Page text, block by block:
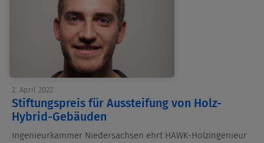
2. April 2022
Stiftungspreis für Aussteifung von Holz-
Hybrid-Gebäuden
Ingenieurkammer Niedersachsen ehrt HAWK-Holzingenieur